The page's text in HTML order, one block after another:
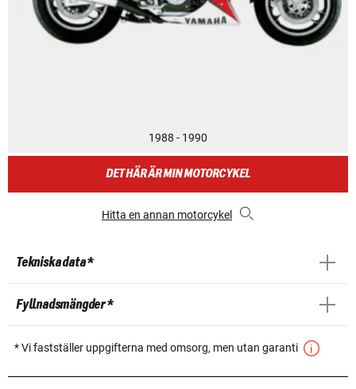
1988 - 1990
DET HÄR ÄR MIN MOTORCYKEL
Hitta en annan motorcykel
Tekniska data *
Fyllnadsmängder *
* Vi fastställer uppgifterna med omsorg, men utan garanti